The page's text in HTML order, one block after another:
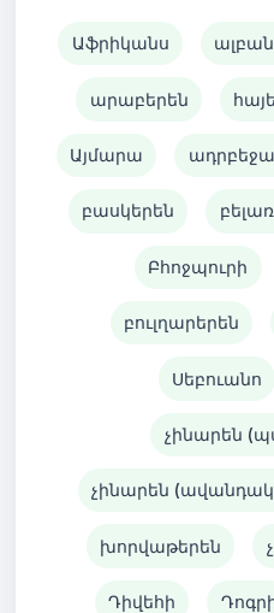
Աֆրիկանս
արաբերեն
Այմարա
բասկերեն
Բհոջպուրի
բուլղարերեն
Սեբուանո
չինարեն
չինարեն
խորվաթերեն
Դիվեհի